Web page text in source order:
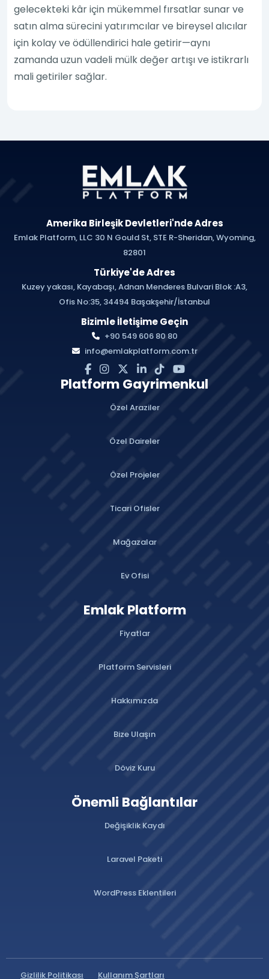
gelecekteki kâr için mükemmel fırsatlar sunar ve
satın alma sürecini yatırımcılar ve bireysel alıcılar
için kolay ve ödüllendirici hale getirir—aynı
zamanda uzun vadeli mülk değer artışı ve istikrarlı
mali getiriler sağlar.
Amerika Birleşik Devletleri'nde Adres
Emlak Platform, LLC 30 N Gould St, STE R-Sheridan, Wyoming,
82801
Türkiye'de Adres
Kuzey yakası, Kayabaşı, Adnan Menderes Bulvari Blok :A3,
Ofis No:35, 34494 Başakşehir/İstanbul
Bizimle İletişime Geçin
+90 549 606 80 80
info@emlakplatform.com.tr
Platform Gayrimenkul
Özel Araziler
Özel Daireler
Özel Projeler
Ticari Ofisler
Mağazalar
Ev Ofisi
Emlak Platform
Fiyatlar
Platform Servisleri
Hakkımızda
Bize Ulaşın
Döviz Kuru
Önemli Bağlantılar
Değişiklik Kaydı
Laravel Paketi
WordPress Eklentileri
Gizlilik Politikası Kullanım Şartları